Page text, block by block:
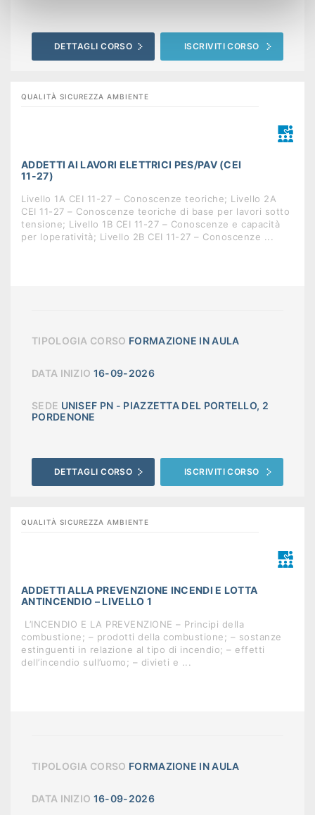
DETTAGLI CORSO ISCRIVITI CORSO
QUALITÀ SICUREZZA AMBIENTE
ADDETTI AI LAVORI ELETTRICI PES/PAV (CEI
11-27)
Livello 1A CEI 11-27 – Conoscenze teoriche; Livello 2A
CEI 11-27 – Conoscenze teoriche di base per lavori sotto
tensione; Livello 1B CEI 11-27 – Conoscenze e capacità
per loperatività; Livello 2B CEI 11-27 – Conoscenze ...
TIPOLOGIA CORSO FORMAZIONE IN AULA
DATA INIZIO 16-09-2026
SEDE UNISEF PN - PIAZZETTA DEL PORTELLO, 2
PORDENONE
DETTAGLI CORSO ISCRIVITI CORSO
QUALITÀ SICUREZZA AMBIENTE
ADDETTI ALLA PREVENZIONE INCENDI E LOTTA
ANTINCENDIO – LIVELLO 1
 L’INCENDIO E LA PREVENZIONE – Principi della
combustione; – prodotti della combustione; – sostanze
estinguenti in relazione al tipo di incendio; – effetti
dell’incendio sull’uomo; – divieti e ...
TIPOLOGIA CORSO FORMAZIONE IN AULA
DATA INIZIO 16-09-2026